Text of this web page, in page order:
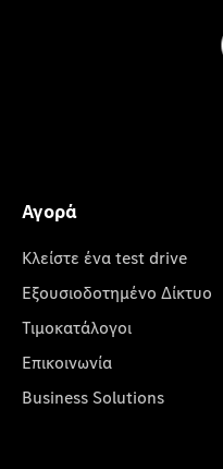
Αγορά
Κλείστε ένα test drive
Εξουσιοδοτημένο Δίκτυο
Τιμοκατάλογοι
Επικοινωνία
Business Solutions